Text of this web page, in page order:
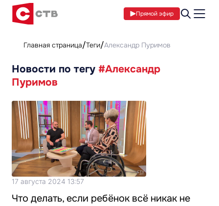
Прямой эфир
Главная страница Теги Александр Пуримов
Новости по тегу #Александр
Пуримов
17 августа 2024 13:57
Что делать, если ребёнок всё никак не